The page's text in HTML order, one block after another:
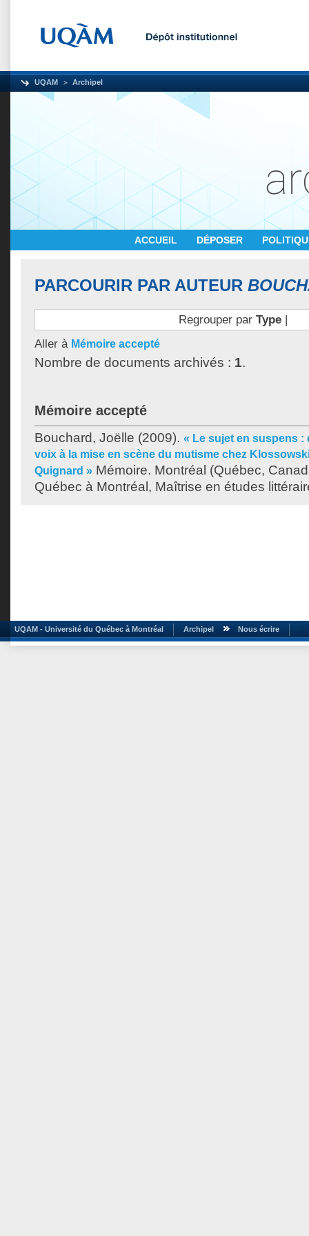
UQAM Archipel
ACCUEIL DÉPOSER
PARCOURIR PAR AUTEUR
Regrouper par Type|
Aller à Mémoire accepté
Nombre de documents archivés : 1.
Mémoire accepté
Bouchard, Joëlle (2009). « Le sujet en suspens :
voix à la mise en scène du mutisme chez
Quignard » Mémoire. Montréal (Québec,
Québec à Montréal, Maîtrise en études
UQAM - Université du Québec à Montréal Archipel Nous écrire